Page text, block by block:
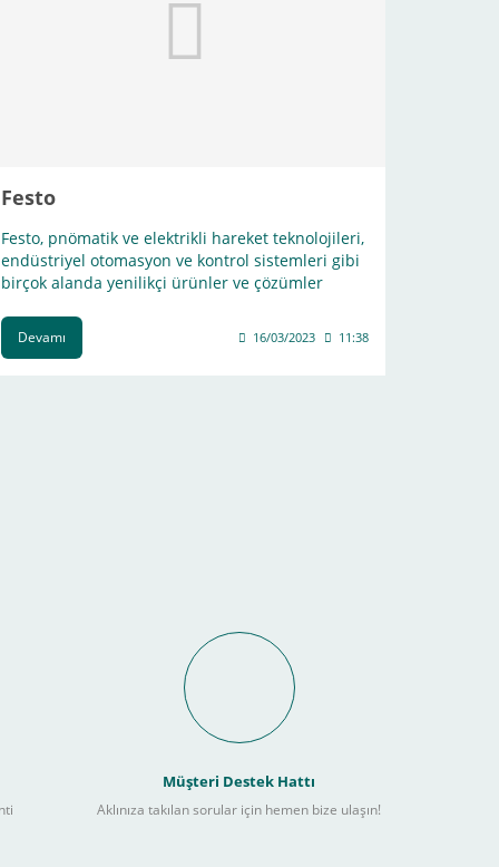
Festo
Festo, pnömatik ve elektrikli hareket teknolojileri,
endüstriyel otomasyon ve kontrol sistemleri gibi
birçok alanda yenilikçi ürünler ve çözümler
Devamı 16/03/2023 11:38
Müşteri Destek Hattı
Aklınıza takılan sorular için hemen bize ulaşın!